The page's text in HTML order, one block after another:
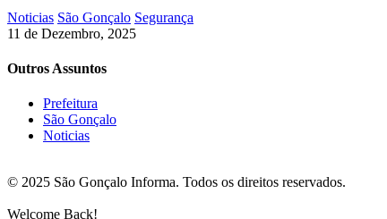
Noticias São Gonçalo Segurança
11 de Dezembro, 2025
Outros Assuntos
Prefeitura
São Gonçalo
Noticias
© 2025 São Gonçalo Informa. Todos os direitos reservados.
Welcome Back!